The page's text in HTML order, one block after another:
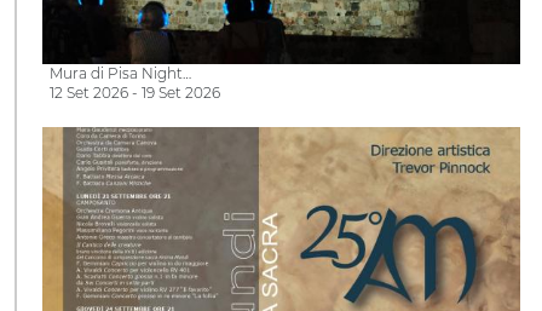
Mura di Pisa Night…
12 Set 2026 - 19 Set 2026